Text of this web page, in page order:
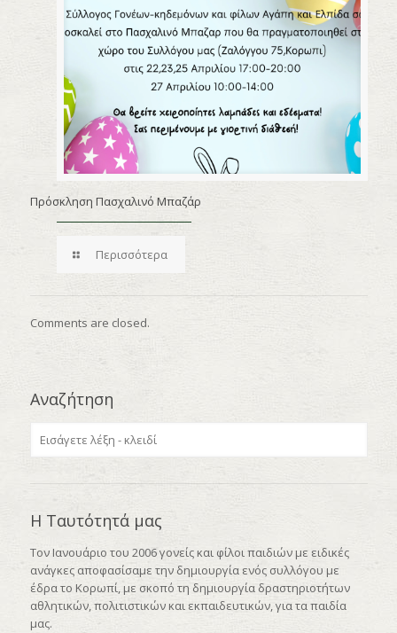
Πρόσκληση Πασχαλινό Μπαζάρ
Περισσότερα
Comments are closed.
Αναζήτηση
Η Ταυτότητά μας
Τον Ιανουάριο του 2006 γονείς και φίλοι παιδιών με ειδικές
ανάγκες αποφασίσαμε την δημιουργία ενός συλλόγου με
έδρα το Κορωπί, με σκοπό τη δημιουργία δραστηριοτήτων
αθλητικών, πολιτιστικών και εκπαιδευτικών, για τα παιδία
μας.